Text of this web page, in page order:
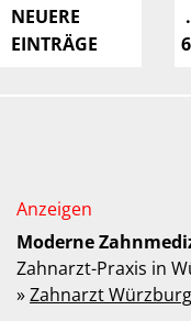
NEUERE
EINTRÄGE
6
Moderne
Zahnarzt-Praxis in
»Zahnarzt Würzburg